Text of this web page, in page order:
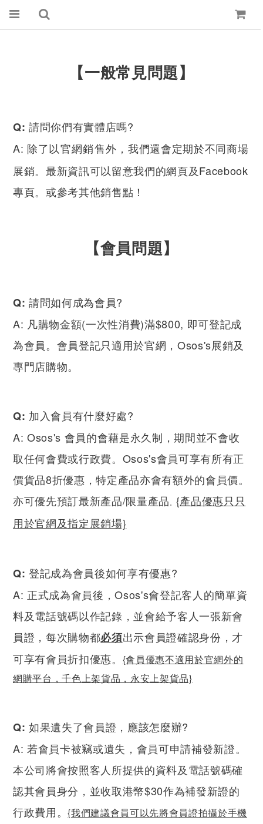
【一般常見問題】
Q: 請問你們有實體店嗎?
A: 除了 以官網銷售外 ，我們還會定期於不同商場
展銷。最新資訊可以留意我們的網頁及Facebook
專頁​。或參考其他銷售點 ！
【會員問題】
Q: 請問如何成為會員?
A: 凡購物金額(一次性消費)滿$800, 即可登記成
為會員。會員登記只適用於官網，Osos's展銷及
專門店購物。
Q: 加入會員有什麼好處?
A: Osos's 會員的會藉是永久制，期間並不會收
取任何會費或行政費。Osos's會員可享有所有正
價貨品8折優惠，特定產品亦會有額外的會員價。
亦可優先預訂最新產品/限量產品 。 {產品優惠只只
用於官網及指定展銷場}
Q: 登記成為會員後如何享有優惠​?
A: 正式成為會員後，Osos's會登記客人的簡單資
料及電話號碼以作記錄，並會給予客人一張新會
員證，每次購物都必須出示會員證確認身份，才
可享有會員折扣優惠。 {會員優惠不適用於官網外的
網購平台，千色上架貨品，永安上架貨品}
Q: 如果遺失了會員證，應該怎麼辦​?
A: 若會員卡被竊或遺失，會員可申請補發新證。
本公司將會按照客人所提供的資料及電話號碼確
認其會員身分，並收取港幣$30作為補發新證的
行政費用。{我們建議會員可以先將會員證拍攝於手機